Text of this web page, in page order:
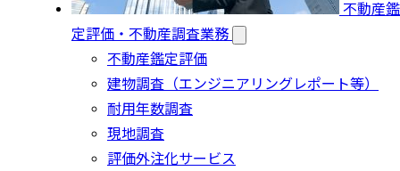
不動産鑑
定評価・不動産調査業務
不動産鑑定評価
建物調査（エンジニアリングレポート等）
耐用年数調査
現地調査
評価外注化サービス